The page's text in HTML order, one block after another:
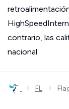
contrario, las
nacional.
› FL ›